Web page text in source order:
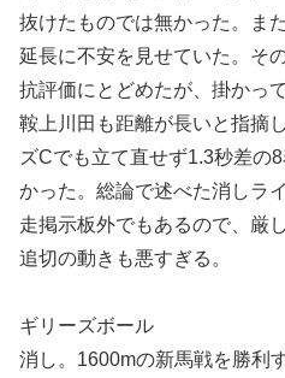
抜けたものでは無かった。ま
延長に不安を見せていた。そ
抗評価にとどめたが、掛かっ
鞍上川田も距離が長いと指摘
ズCでも立て直せず1.3秒差の
かった。総論で述べた消しラ
走掲示板外でもあるので、厳
追切の動きも悪すぎる。
ギリーズボール
消し。1600mの新馬戦を勝利